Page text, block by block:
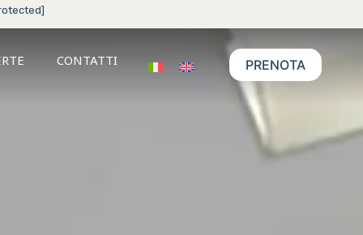
CONTATTI PRENOTA